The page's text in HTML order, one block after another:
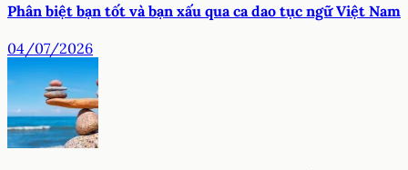
Phân biệt bạn tốt và bạn xấu qua ca dao tục ngữ Việt Nam
04/07/2026